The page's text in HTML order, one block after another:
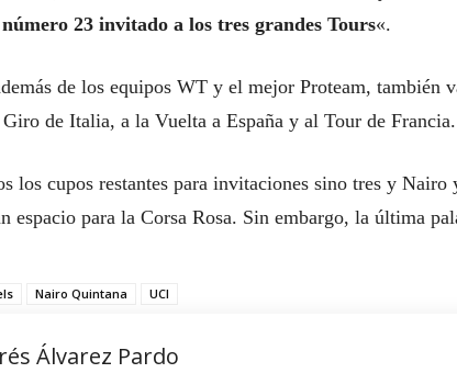
23 invitado a los tres grandes Tours«.
de los equipos WT y el mejor Proteam, también
de Italia, a la Vuelta a España y al Tour de Francia.
los cupos restantes para invitaciones sino tres y
espacio para la Corsa Rosa. Sin embargo, la última
Nairo Quintana UCI
Álvarez Pardo